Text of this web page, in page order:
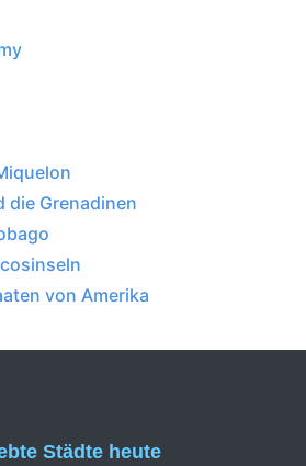
Grenadinen
von Amerika
Städte heute